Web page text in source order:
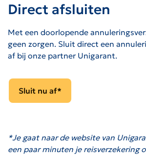
Direct afsluiten
Met een doorlopende
geen zorgen. Sluit direct een
af bij onze partner Unigarant.
Sluit nu af*
*Je gaat naar de website van
een paar minuten je reisverzekering